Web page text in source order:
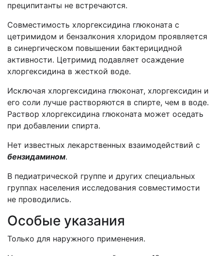
преципитанты не встречаются.
Совместимость хлоргексидина глюконата с
цетримидом и бензалкония хлоридом проявляется
в синергическом повышении бактерицидной
активности. Цетримид подавляет осаждение
хлоргексидина в жесткой воде.
Исключая хлоргексидина глюконат, хлоргексидин и
его соли лучше растворяются в спирте, чем в воде.
Раствор хлоргексидина глюконата может оседать
при добавлении спирта.
Нет известных лекарственных взаимодействий с
бензидамином.
В педиатрической группе и других специальных
группах населения исследования совместимости
не проводились.
Особые указания
Только для наружного применения.